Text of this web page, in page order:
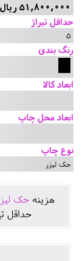
51,800,000 ریال
حداقل تیراژ
5
رنگ بندی
ابعاد کالا
ابعاد محل چاپ
نوع چاپ
حک لیزر
هزينه حک
حداقل